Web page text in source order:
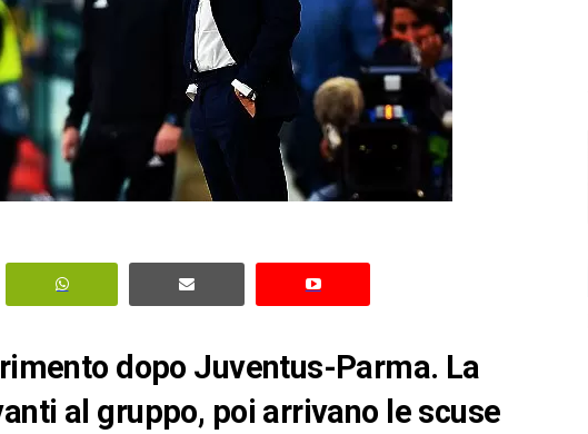
dopo Juventus-Parma. La
al gruppo, poi arrivano le scuse